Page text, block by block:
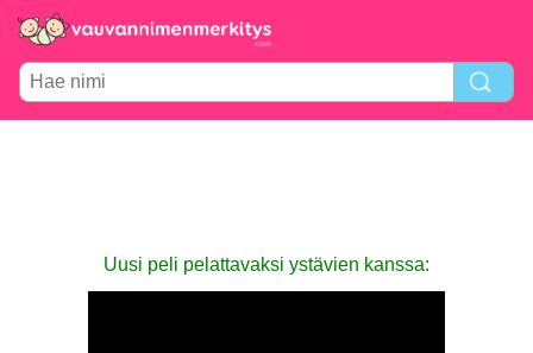
Uusi peli pelattavaksi ystävien kanssa: